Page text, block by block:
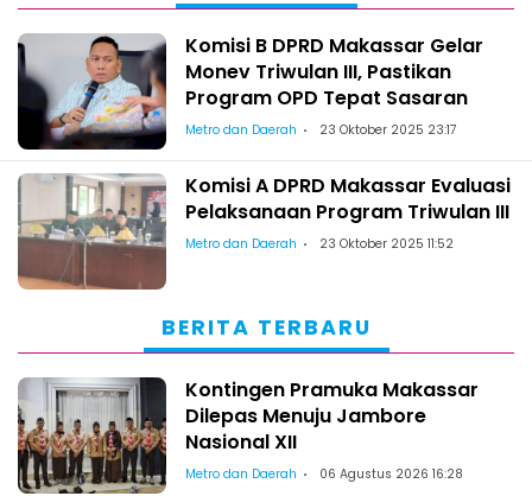
Komisi B DPRD Makassar Gelar
Monev Triwulan III, Pastikan
Program OPD Tepat Sasaran
Metro dan Daerah 23 Oktober 2025 23:17
Komisi A DPRD Makassar Evaluasi
Pelaksanaan Program Triwulan III
Metro dan Daerah 23 Oktober 2025 11:52
BERITA TERBARU
Kontingen Pramuka Makassar
Dilepas Menuju Jambore
Nasional XII
Metro dan Daerah 06 Agustus 2026 16:28